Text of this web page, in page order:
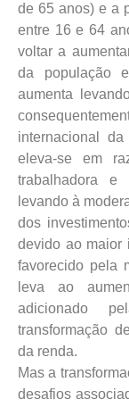
de 65 anos) e a
entre 16 e 64
voltar a
da população
aumenta
internacional
eleva-se em
trabalhadora
levando à
dos
devido ao maior
favorecido pela
leva ao
adicionado
transformação
da renda.
Mas a
desafios